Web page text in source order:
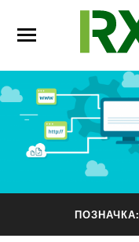
ПОЗНАЧКА: